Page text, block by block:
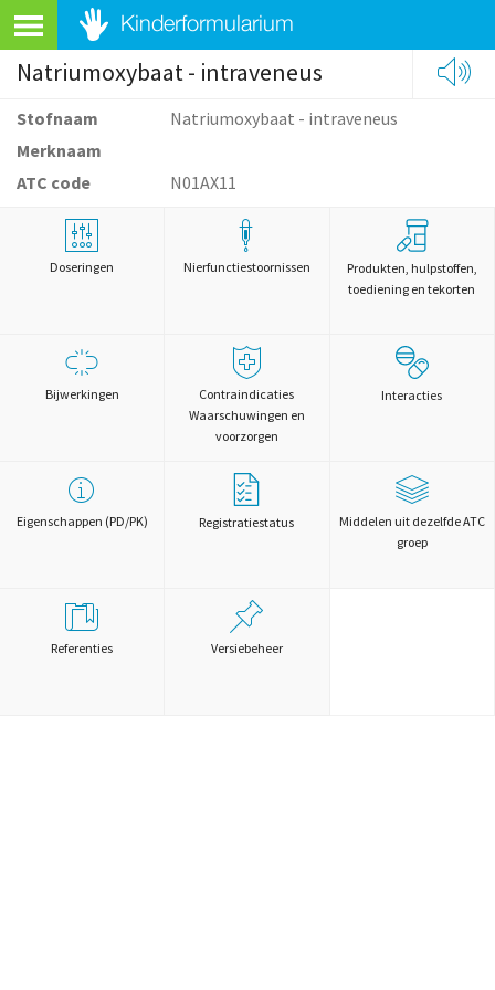
Natriumoxybaat - intraveneus
Stofnaam
Natriumoxybaat - intraveneus
Merknaam
ATC code
N01AX11
Doseringen Nierfunctiestoornissen
Produkten, hulpstoffen,
toediening en tekorten
Bijwerkingen
Contraindicaties
Waarschuwingen en
voorzorgen
Interacties
Eigenschappen (PD/PK) Registratiestatus
Middelen uit dezelfde ATC
groep
Referenties Versiebeheer